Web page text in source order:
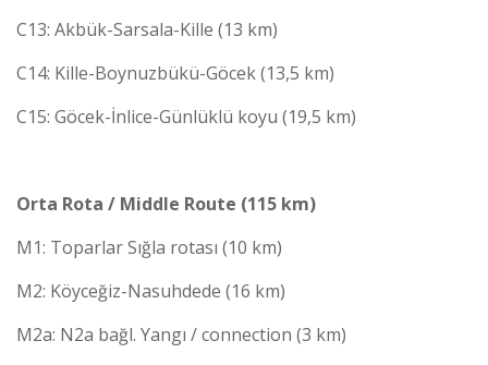
C13: Akbük-Sarsala-Kille (13 km)
C14: Kille-Boynuzbükü-Göcek (13,5 km)
C15: Göcek-İnlice-Günlüklü koyu (19,5 km)
Orta Rota / Middle Route (115 km)
M1: Toparlar Sığla rotası (10 km)
M2: Köyceğiz-Nasuhdede (16 km)
M2a: N2a bağl. Yangı / connection (3 km)